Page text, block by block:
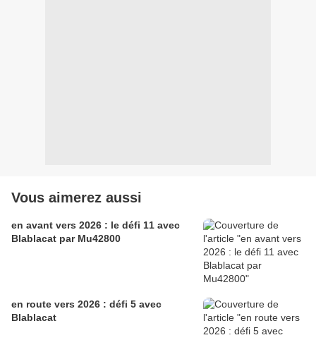
Vous aimerez aussi
en avant vers 2026 : le défi 11 avec
Blablacat par Mu42800
en route vers 2026 : défi 5 avec
Blablacat